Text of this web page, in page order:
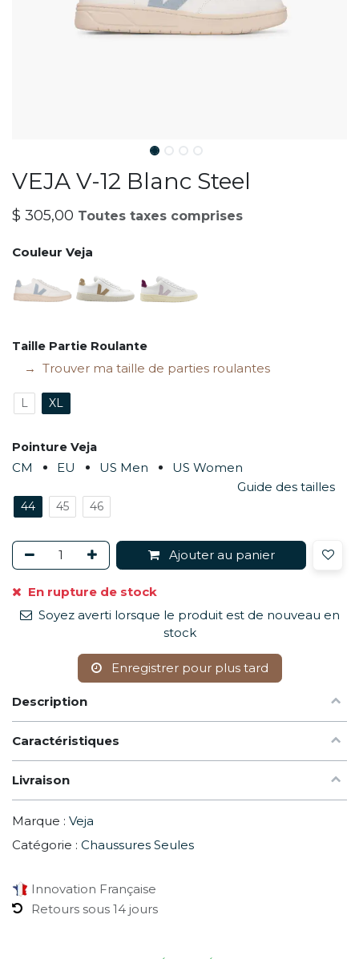
VEJA V-12 Blanc Steel
$ 305,00 Toutes taxes comprises
Couleur Veja
Taille Partie Roulante
Trouver ma taille de parties roulantes
L XL
Pointure Veja
CM EU US Men
US Women
Guide des tailles
44 45 46
Ajouter au panier
En rupture de stock
Soyez averti lorsque le produit est de nouveau en
stock
Enregistrer pour plus tard
Description
Caractéristiques
Livraison
Marque : Veja
Catégorie : Chaussures Seules
Innovation Française
Retours sous 14 jours